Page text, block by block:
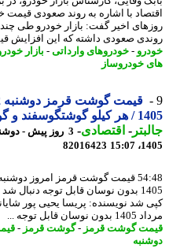
با اشاره به روند صعودی قیمت
اخیر گفت: بازار خودرو طی چند
صعودی داشته که این افزایش قیمت
-خودروهای وارداتی-بازار خودرو-
خودروساز
قیمت
و گوساله چند؟
-اقتصادی-
82016423
1405 بدون نوسان قابل توجه دنبال شد
قابل توجه ...
گوشت قرمز- گوشت قرمز- قیمت